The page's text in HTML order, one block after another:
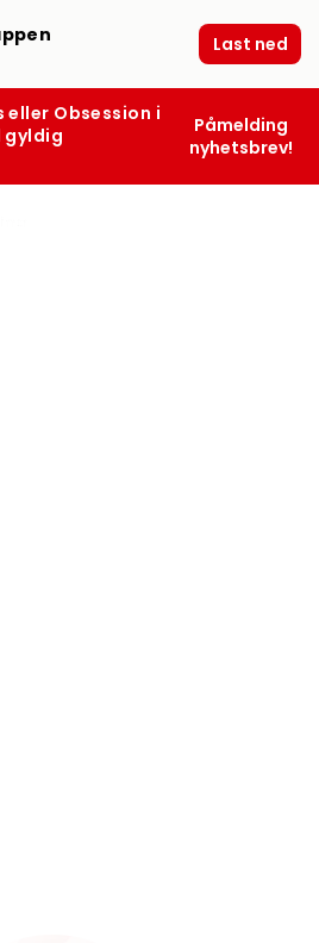
Last ned
eller Obsession i
gyldig
Påmelding
nyhetsbrev!